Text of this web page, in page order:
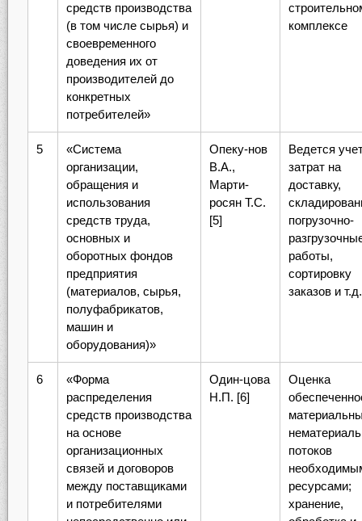
средств производства
(в том числе сырья) и
своевременного
доведения их от
производителей до
конкретных
потребителей»
комплексе
5
«Система
организации,
обращения и
использования
средств труда,
основных и
оборотных фондов
предприятия
(материалов, сырья,
полуфабрикатов,
машин и
оборудования)»
Опеку-нов
В.А.,
Марти-
росян Т.С.
[5]
Ведется
затрат на
доставку,
погрузочно-
работы,
сортировку
заказов и т.д.
6
«Форма
распределения
средств производства
на основе
организационных
связей и договоров
между поставщиками
и потребителями
Один-цова
Н.П. [6]
Оценка
потоков
ресурсами;
хранение,